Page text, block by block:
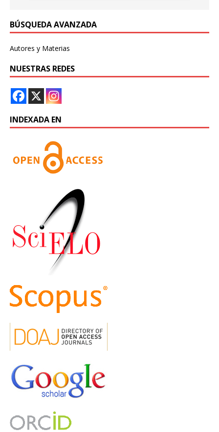
BÚSQUEDA AVANZADA
Autores y Materias
NUESTRAS REDES
INDEXADA EN